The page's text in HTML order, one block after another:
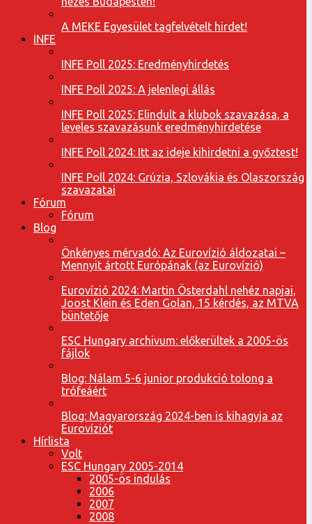
A MEKE Egyesület tagfelvételt hirdet!
INFE
INFE Poll 2025: Eredményhirdetés
INFE Poll 2025: A jelenlegi állás
INFE Poll 2025: Elindult a klubok szavazása, a
leveles szavazásunk eredményhirdetése
INFE Poll 2024: Itt az ideje kihirdetni a győztest!
INFE Poll 2024: Grúzia, Szlovákia és Olaszország
szavazatai
Fórum
Fórum
Blog
Önkényes mérvadó: Az Eurovízió áldozatai –
Mennyit ártott Európának (az Eurovízió)
Eurovízió 2024: Martin Österdahl nehéz napjai,
Joost Klein és Eden Golan, 15 kérdés, az MTVA
büntetője
ESC Hungary archivum: előkerültek a 2005-ös
fájlok
Blog: Nálam 5-6 junior produkció tolong a
trófeáért
Blog: Magyarország 2024-ben is kihagyja az
Eurovíziót
Hírlista
Volt
ESC Hungary 2005-2014
2005-ös indulás
2006
2007
2008